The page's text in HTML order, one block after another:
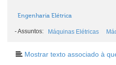
Engenharia Elétrica
-Assuntos: Máquinas Elétricas
Mostrar texto associado à